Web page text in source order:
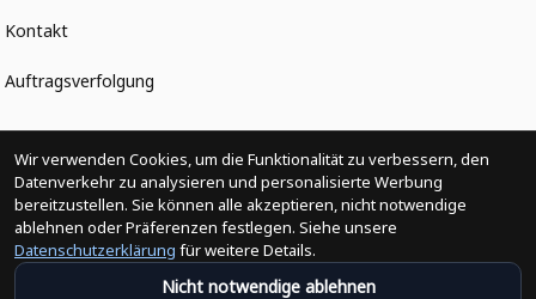
Kontakt
Auftragsverfolgung
Politiken
Änderungen der Bestellung
Versandpolitik
Wir verwenden Cookies, um die Funktionalität zu verbessern, den
Datenverkehr zu analysieren und personalisierte Werbung
bereitzustellen. Sie können alle akzeptieren, nicht notwendige
ablehnen oder Präferenzen festlegen. Siehe unsere
Datenschutzerklärung für weitere Details.
Nicht notwendige ablehnen